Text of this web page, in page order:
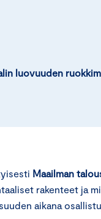
luovuuden
Maailman
rakenteet ja
aikana